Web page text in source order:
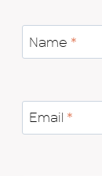
Name *
Email *